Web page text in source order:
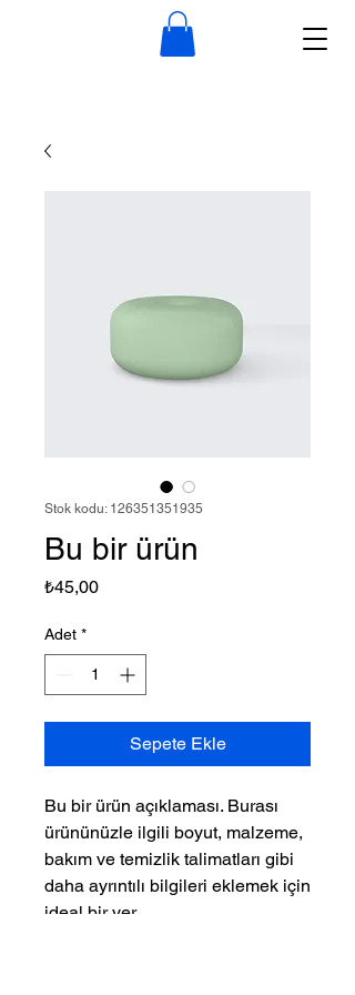
Stok kodu: 126351351935
Bu bir ürün
₺45,00Fiyat
Adet *
Sepete Ekle
Bu bir ürün açıklaması. Burası
ürününüzle ilgili boyut, malzeme,
bakım ve temizlik talimatları gibi
daha ayrıntılı bilgileri eklemek için
ideal bir yer.